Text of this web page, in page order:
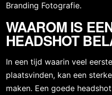
Branding Fotografie.
WAAROM IS
HEADSHOT
In een tijd waarin veel
plaatsvinden, kan een sterke
maken. Een goede